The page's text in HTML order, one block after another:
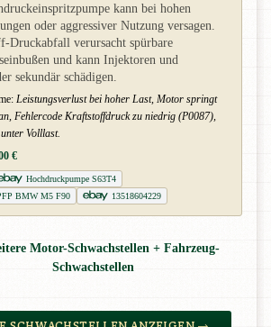
kann bei hohen
oder aggressiver Nutzung versagen.
Druckabfall verursacht spürbare
und kann Injektoren und
sekundär schädigen.
Leistungsverlust bei hoher Last, Motor springt
Fehlercode Kraftstoffdruck zu niedrig (P0087),
Volllast.
€
Hochdruckpumpe S63T4
BMW M5 F90
13518604229
Motor-Schwachstellen + Fahrzeug-
Schwachstellen